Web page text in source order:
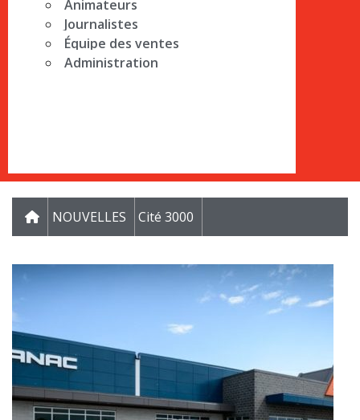
Animateurs
Journalistes
Équipe des ventes
Administration
NOUVELLES Cité 3000